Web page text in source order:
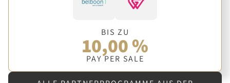
BIS ZU
10,00 %
PAY PER SALE